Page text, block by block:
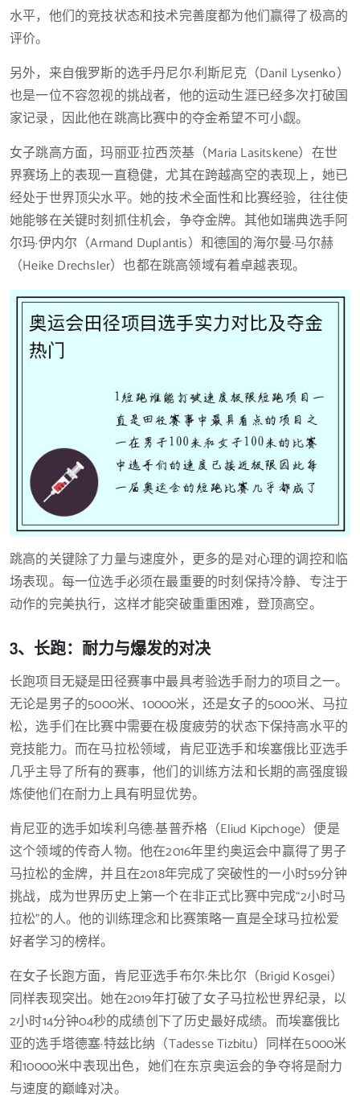
水平，他们的竞技状态和技术完善度都为他们赢得了极高的
评价。
另外，来自俄罗斯的选手丹尼尔·利斯尼克（Danil Lysenko）
也是一位不容忽视的挑战者，他的运动生涯已经多次打破国
家记录，因此他在跳高比赛中的夺金希望不可小觑。
女子跳高方面，玛丽亚·拉西茨基（Maria Lasitskene）在世
界赛场上的表现一直稳健，尤其在跨越高空的表现上，她已
经处于世界顶尖水平。她的技术全面性和比赛经验，往往使
她能够在关键时刻抓住机会，争夺金牌。其他如瑞典选手阿
尔玛·伊内尔（Armand Duplantis）和德国的海尔曼·马尔赫
（Heike Drechsler）也都在跳高领域有着卓越表现。
跳高的关键除了力量与速度外，更多的是对心理的调控和临
场表现。每一位选手必须在最重要的时刻保持冷静、专注于
动作的完美执行，这样才能突破重重困难，登顶高空。
3、长跑：耐力与爆发的对决
长跑项目无疑是田径赛事中最具考验选手耐力的项目之一。
无论是男子的5000米、10000米，还是女子的5000米、马拉
松，选手们在比赛中需要在极度疲劳的状态下保持高水平的
竞技能力。而在马拉松领域，肯尼亚选手和埃塞俄比亚选手
几乎主导了所有的赛事，他们的训练方法和长期的高强度锻
炼使他们在耐力上具有明显优势。
肯尼亚的选手如埃利乌德·基普乔格（Eliud Kipchoge）便是
这个领域的传奇人物。他在2016年里约奥运会中赢得了男子
马拉松的金牌，并且在2018年完成了突破性的一小时59分钟
挑战，成为世界历史上第一个在非正式比赛中完成“2小时马
拉松”的人。他的训练理念和比赛策略一直是全球马拉松爱
好者学习的榜样。
在女子长跑方面，肯尼亚选手布尔·朱比尔（Brigid Kosgei）
同样表现突出。她在2019年打破了女子马拉松世界纪录，以
2小时14分钟04秒的成绩创下了历史最好成绩。而埃塞俄比
亚的选手塔德塞·特兹比纳（Tadesse Tizbitu）同样在5000米
和10000米中表现出色，她们在东京奥运会的争夺将是耐力
与速度的巅峰对决。